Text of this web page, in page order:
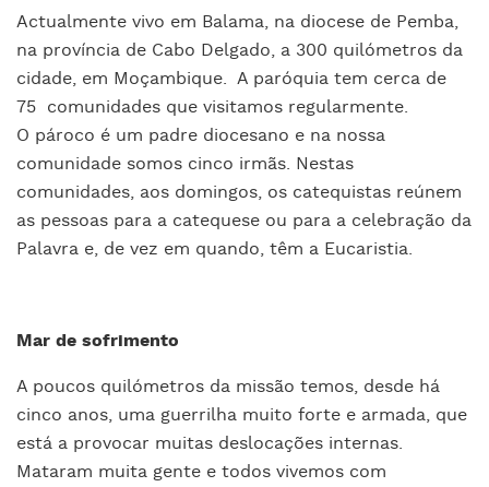
Actualmente vivo em Balama, na diocese de Pemba,
na província de Cabo Delgado, a 300 quilómetros da
cidade, em Moçambique. A paróquia tem cerca de
75 comunidades que visitamos regularmente.
O pároco é um padre diocesano e na nossa
comunidade somos cinco irmãs. Nestas
comunidades, aos domingos, os catequistas reúnem
as pessoas para a catequese ou para a celebração da
Palavra e, de vez em quando, têm a Eucaristia.
Mar de sofrimento
A poucos quilómetros da missão temos, desde há
cinco anos, uma guerrilha muito forte e armada, que
está a provocar muitas deslocações internas.
Mataram muita gente e todos vivemos com